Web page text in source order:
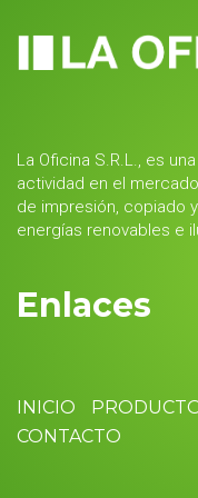
La Oficina S.R.L., es
actividad en el
de impresión, copiado
energías renovables e
Enlaces
INICIO
CONTACTO